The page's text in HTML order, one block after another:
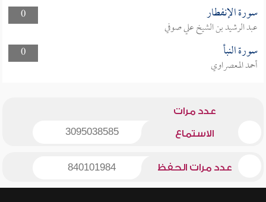
0
سورة الإنفطار
عبد الرشيد بن الشيخ علي صوفي
0
سورة النبأ
أحمد المعصراوي
عدد مرات
الاستماع 3095038585
عدد مرات الحفظ 840101984